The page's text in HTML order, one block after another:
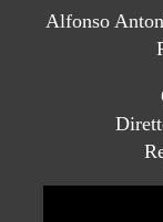
Alfonso